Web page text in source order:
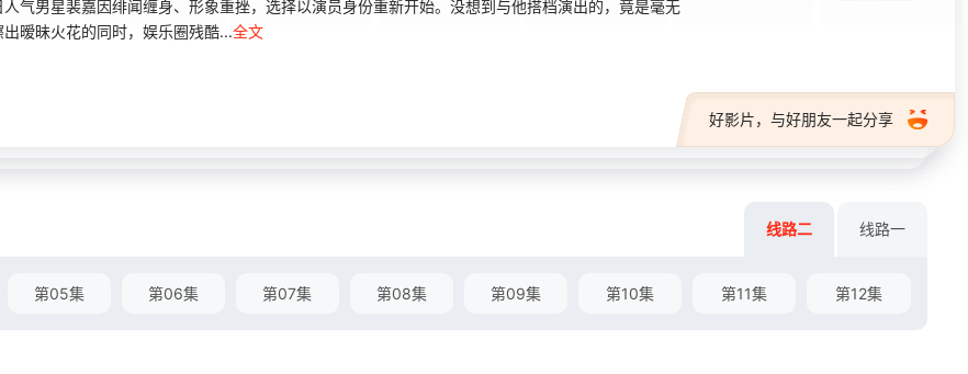
气男星裴嘉因绯闻缠身、形象重挫，选择以演员身份重新开始。没想到与他搭档演出的，竟是毫无
暧昧火花的同时，娱乐圈残酷...全文
好影片，与好朋友一起分享
线路二 线路一
第05集 第06集 第07集 第08集 第09集 第10集 第11集 第12集